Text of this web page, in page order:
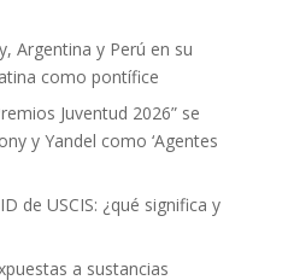
Argentina y Perú en su
como pontífice
Juventud 2026” se
y Yandel como ‘Agentes
de USCIS: ¿qué significa y
a sustancias